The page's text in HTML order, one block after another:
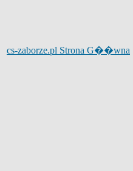
cs-zaborze.pl Strona G��wna